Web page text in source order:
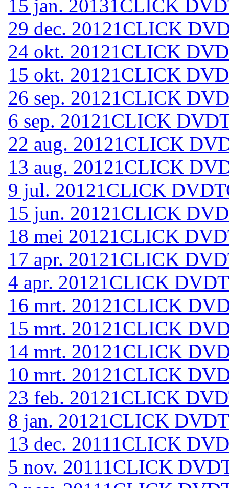
15 jan. 20131CLICK
29 dec. 20121CLICK
24 okt. 20121CLICK
15 okt. 20121CLICK
26 sep. 20121CLICK
6 sep. 20121CLICK
22 aug. 20121CLICK
13 aug. 20121CLICK
9 jul. 20121CLICK
15 jun. 20121CLICK
18 mei 20121CLICK
17 apr. 20121CLICK
4 apr. 20121CLICK
16 mrt. 20121CLICK
15 mrt. 20121CLICK
14 mrt. 20121CLICK
10 mrt. 20121CLICK
23 feb. 20121CLICK
8 jan. 20121CLICK
13 dec. 20111CLICK
5 nov. 20111CLICK